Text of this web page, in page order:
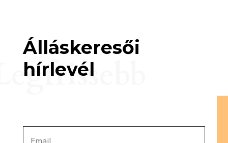
Álláskeresői
hírlevél